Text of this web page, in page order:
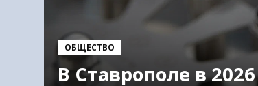
ОБЩЕСТВО
В Ставрополе в